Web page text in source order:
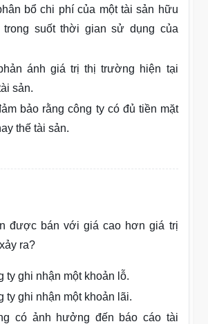
bổ chi phí của một tài sản hữu
trong suốt thời gian sử dụng của
ánh giá trị thị trường hiện tại
sản.
bảo rằng công ty có đủ tiền mặt
thế tài sản.
được bán với giá cao hơn giá trị
ra?
ty ghi nhận một khoản lỗ.
ty ghi nhận một khoản lãi.
có ảnh hưởng đến báo cáo tài